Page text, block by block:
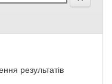
результатів